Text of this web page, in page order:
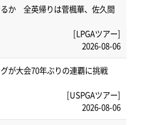
か 全英帰りは菅楓華、佐久間
[LPGAツアー]
2026-08-06
が大会70年ぶりの連覇に挑戦
[USPGAツアー]
2026-08-06